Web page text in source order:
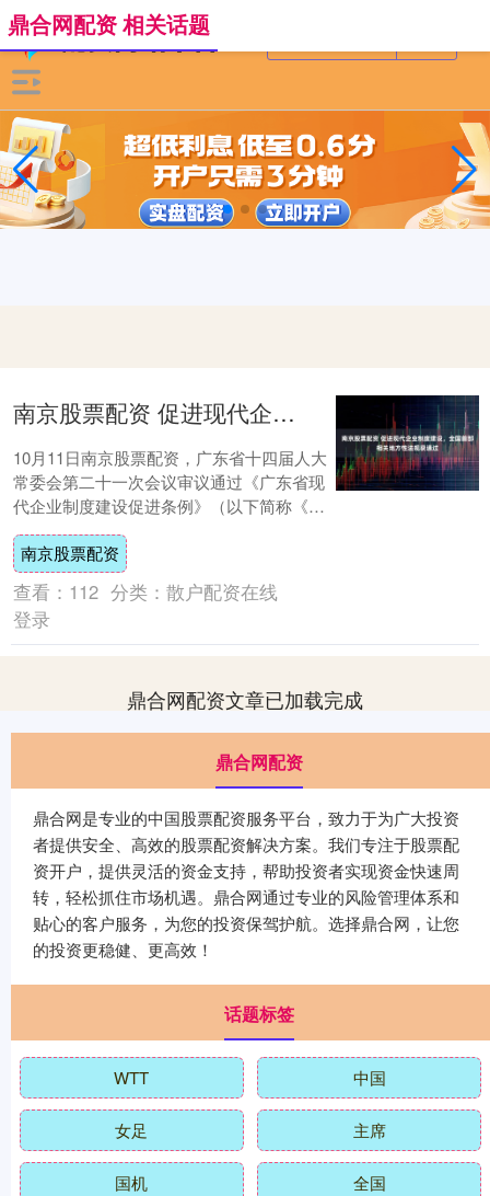
鼎合网配资 相关话题
南京股票配资 促进现代企业制度建设，全国首部相关地方性法规获通过
10月11日南京股票配资，广东省十四届人大
常委会第二十一次会议审议通过《广东省现
代企业制度建设促进条例》（以下简称《条
例》），将于2026年1月1日起施行。《条....
南京股票配资
查看： 112 分类： 散户配资在线
登录
鼎合网配资文章已加载完成
鼎合网配资
鼎合网是专业的中国股票配资服务平台，致力于为广大投资
者提供安全、高效的股票配资解决方案。我们专注于股票配
资开户，提供灵活的资金支持，帮助投资者实现资金快速周
转，轻松抓住市场机遇。鼎合网通过专业的风险管理体系和
贴心的客户服务，为您的投资保驾护航。选择鼎合网，让您
的投资更稳健、更高效！
话题标签
WTT 中国
女足 主席
国机 全国